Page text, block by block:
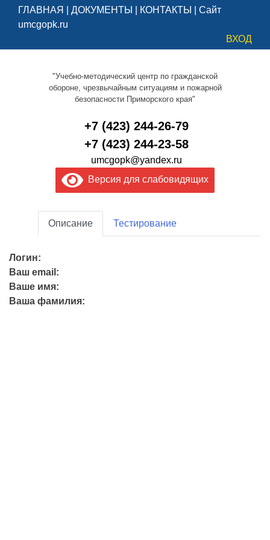
ГЛАВНАЯ ДОКУМЕНТЫ КОНТАКТЫ
Сайт
umcgopk.ru
ВХОД
"Учебно-методический центр по гражданской
обороне, чрезвычайным ситуациям и пожарной
безопасности Приморского края"
+7 (423) 244-26-79
+7 (423) 244-23-58
umcgopk@yandex.ru
Версия для слабовидящих
Описание Тестирование
Логин:
Ваш email:
Ваше имя:
Ваша фамилия: